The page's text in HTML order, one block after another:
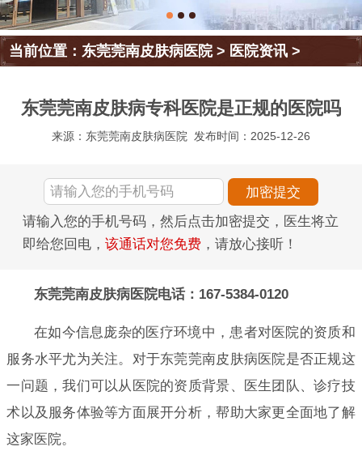
当前位置：东莞莞南皮肤病医院> 医院资讯 >
东莞莞南皮肤病专科医院是正规的医院吗
来源：东莞莞南皮肤病医院 发布时间：2025-12-26
请输入您的手机号码，然后点击加密提交，医生将立
即给您回电， 该通话对您免费 ，请放心接听！
东莞莞南皮肤病医院电话：167-5384-0120
在如今信息庞杂的医疗环境中，患者对医院的资质和
服务水平尤为关注。对于东莞莞南皮肤病医院是否正规这
一问题，我们可以从医院的资质背景、医生团队、诊疗技
术以及服务体验等方面展开分析，帮助大家更全面地了解
这家医院。